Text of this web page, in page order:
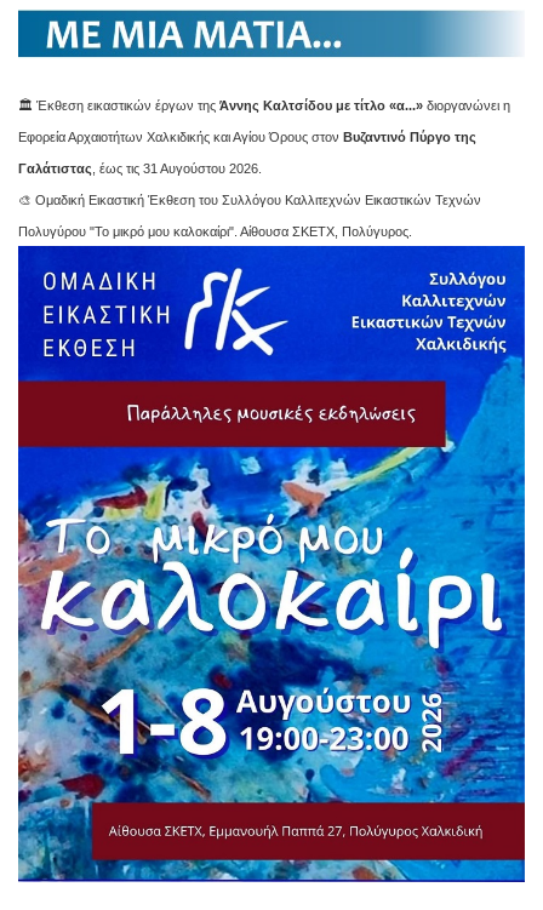
🏛️ Έκθεση εικαστικών έργων της Άννης Καλτσίδου με τίτλο «α...» διοργανώνει η
Εφορεία Αρχαιοτήτων Χαλκιδικής και Αγίου Όρους στον Βυζαντινό Πύργο της
Γαλάτιστας , έως τις 31 Αυγούστου 2026.
🎨 Ομαδική Εικαστική Έκθεση του Συλλόγου Καλλιτεχνών Εικαστικών Τεχνών
Πολυγύρου "Το μικρό μου καλοκαίρι". Αίθουσα ΣΚΕΤΧ, Πολύγυρος.